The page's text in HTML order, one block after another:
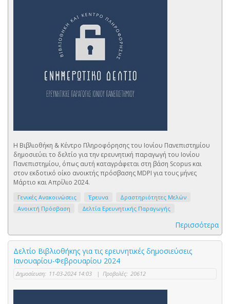
Η Βιβλιοθήκη & Κέντρο Πληροφόρησης του Ιονίου Πανεπιστημίου
δημοσιεύει το δελτίο για την ερευνητική παραγωγή του Ιονίου
Πανεπιστημίου, όπως αυτή καταγράφεται στη βάση Scopus και
στον εκδοτικό οίκο ανοικτής πρόσβασης MDPI για τους μήνες
Μάρτιο και Απρίλιο 2024.
Γενικές Ανακοινώσεις Έρευνα
Δραστηριότητες Μελών
Ανοικτή Πρόσβαση
Δελτία Ερευνητικής Παραγωγής
Περισσότερα
Δελτίο Βιβλιοθήκης για τις ερευνητικές δημοσιεύσεις
Ιανουαρίου-Φεβρουαρίου 2024
Δημοσίευση: 11-03-2024 14:03 | Προβολές: 20612